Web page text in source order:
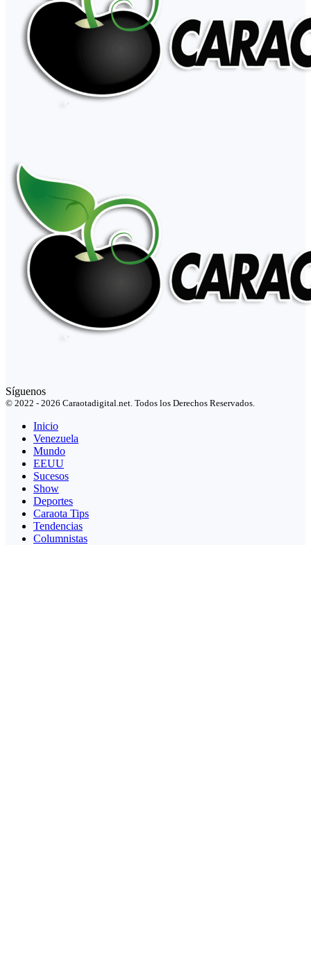
Síguenos
© 2022 - 2026 Caraotadigital.net. Todos los Derechos Reservados.
Inicio
Venezuela
Mundo
EEUU
Sucesos
Show
Deportes
Caraota Tips
Tendencias
Columnistas